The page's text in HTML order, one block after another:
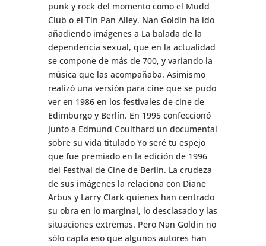
punk y rock del momento como el Mudd
Club o el Tin Pan Alley. Nan Goldin ha ido
añadiendo imágenes a La balada de la
dependencia sexual, que en la actualidad
se compone de más de 700, y variando la
música que las acompañaba. Asimismo
realizó una versión para cine que se pudo
ver en 1986 en los festivales de cine de
Edimburgo y Berlín. En 1995 confeccionó
junto a Edmund Coulthard un documental
sobre su vida titulado Yo seré tu espejo
que fue premiado en la edición de 1996
del Festival de Cine de Berlín. La crudeza
de sus imágenes la relaciona con Diane
Arbus y Larry Clark quienes han centrado
su obra en lo marginal, lo desclasado y las
situaciones extremas. Pero Nan Goldin no
sólo capta eso que algunos autores han